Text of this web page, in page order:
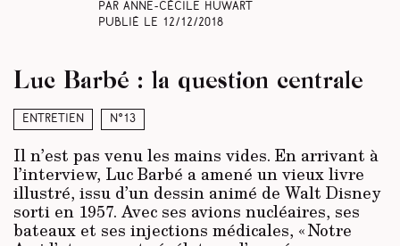
Par Anne-Cécile Huwart
Publié le 12/12/2018
Entretien N°13
Luc Barbé : la question centrale
Il n’est pas venu les mains vides. En arrivant à
l’interview, Luc Barbé a amené un vieux livre
illustré, issu d’un dessin animé de Walt Disney
sorti en 1957. Avec ses avions nucléaires, ses
bateaux et ses injections médicales, « Notre